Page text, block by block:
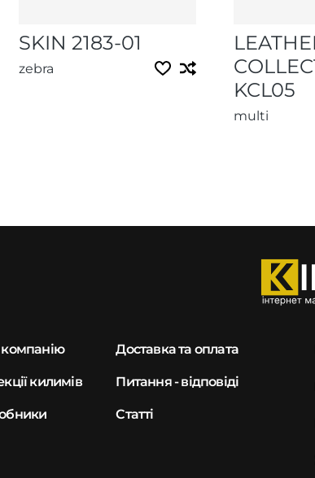
SKIN 2183-01
zebra
KCL05
multi
килимів
Доставка та оплата
Питання - відповіді
Статті